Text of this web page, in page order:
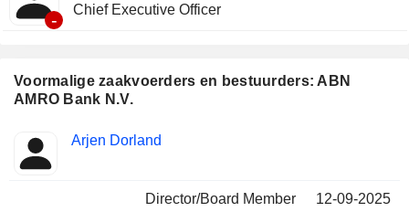
Voormalige zaakvoerders en bestuurders: ABN
AMRO Bank N.V.
Insider
Beklede
functies
Arjen Dorland
Director/Board Member
12-09-2025
-
Chief Executive Officer